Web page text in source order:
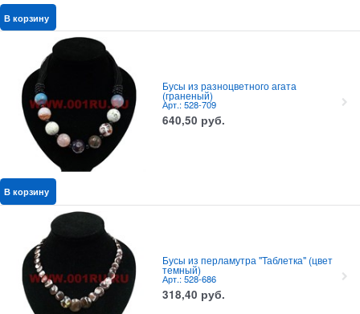
В корзину
Бусы из разноцветного агата
(граненый)
Арт.: 528-709
640,50 руб.
В корзину
Бусы из перламутра "Таблетка" (цвет
темный)
Арт.: 528-686
318,40 руб.